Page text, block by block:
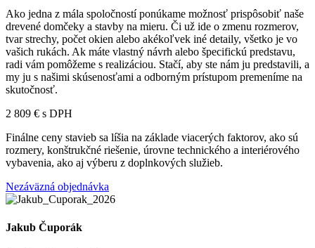
Ako jedna z mála spoločností ponúkame možnosť prispôsobiť naše
drevené domčeky a stavby na mieru. Či už ide o zmenu rozmerov,
tvar strechy, počet okien alebo akékoľvek iné detaily, všetko je vo
vašich rukách. Ak máte vlastný návrh alebo špecifickú predstavu,
radi vám pomôžeme s realizáciou. Stačí, aby ste nám ju predstavili, a
my ju s našimi skúsenosťami a odborným prístupom premeníme na
skutočnosť.
2 809 € s DPH
Finálne ceny stavieb sa líšia na základe viacerých faktorov, ako sú
rozmery, konštrukčné riešenie, úrovne technického a interiérového
vybavenia, ako aj výberu z doplnkových služieb.
Nezáväzná objednávka
Jakub Čuporák